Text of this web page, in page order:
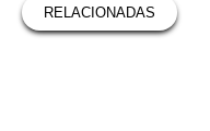
RELACIONADAS